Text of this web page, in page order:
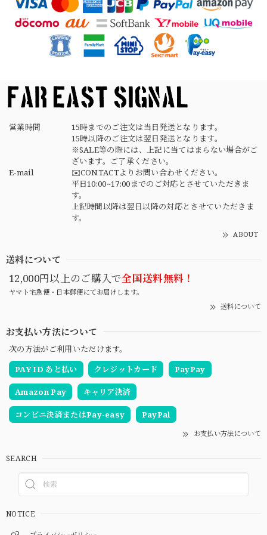
【Button Works】Mercury Dime Coin Necklace Silver 900 Silver 925 ボタンワークス マーキュリーダイム銀貨 ネックレス
2026/03/26
営業時間
15時までのご注文は当日発送となります。
15時以降のご注文は翌日発送となります。
※SALE等の際には、上記に当てはまらない場合がご
ざいます。ご了承ください。
E-mail
✉️CONTACTよりお問い合わせください。
平日10:00~17:00までのご対応とさせていただきま
す。
上記時間以降は翌日以降の対応とさせていただきま
す。
ABOUT
送料について
12,000円以上のご購入で全国送料無料！
ヤマト宅急便・日本郵便にてお届けします。
送料について
お支払い方法について
次の方法がご利用いただけます。
PAY ID あと払い
クレジットカード PayPay
Amazon Pay キャリア決済
コンビニ決済またはPay-easy PayPal
お支払い方法について
SEARCH
NOTICE